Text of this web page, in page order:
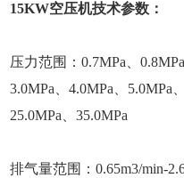
15KW空压机技术参数：
压力范围：0.7MPa、
3.0MPa、4.0MPa、5.0MPa
25.0MPa、35.0MPa
排气量范围：0.65m3/min-